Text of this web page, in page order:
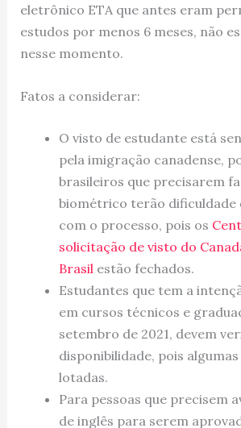
eletrônico ETA que antes eram
estudos por menos 6 meses, não
nesse momento.
Fatos a considerar:
O visto de estudante está
pela imigração canadense,
brasileiros que precisarem
biométrico terão dificuldade
com o processo, pois os
solicitação de visto do
Brasilestão fechados.
Estudantes que tem a
em cursos técnicos e
setembro de 2021, devem
disponibilidade, pois
lotadas.
Para pessoas que precisem
de inglês para serem